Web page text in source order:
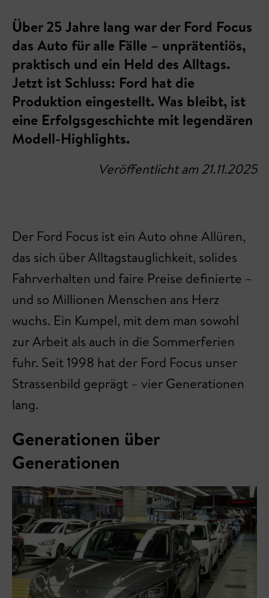
Über 25 Jahre lang war der Ford Focus
das Auto für alle Fälle – unprätentiös,
praktisch und ein Held des Alltags.
Jetzt ist Schluss: Ford hat die
Produktion eingestellt. Was bleibt, ist
eine Erfolgsgeschichte mit legendären
Modell-Highlights.
Veröffentlicht am 21.11.2025
Der Ford Focus ist ein Auto ohne Allüren,
das sich über Alltagstauglichkeit, solides
Fahrverhalten und faire Preise definierte –
und so Millionen Menschen ans Herz
wuchs. Ein Kumpel, mit dem man sowohl
zur Arbeit als auch in die Sommerferien
fuhr. Seit 1998 hat der Ford Focus unser
Strassenbild geprägt – vier Generationen
lang.
Generationen über
Generationen